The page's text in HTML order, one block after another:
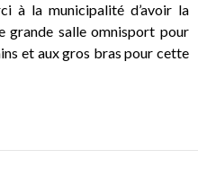
à la municipalité d’avoir la
grande salle omnisport pour
et aux gros bras pour cette